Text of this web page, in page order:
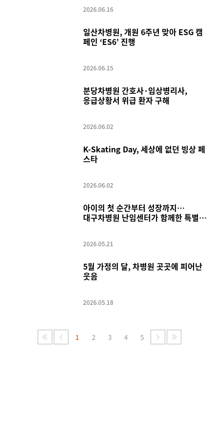
2026.06.16
일산차병원, 개원 6주년 맞아 ESG 캠
페인 ‘ES6’ 진행
2026.06.15
분당차병원 간호사·임상병리사,
응급상황서 위급 환자 구해
2026.06.02
K-Skating Day, 세상에 없던 빙상 페
스타
2026.06.02
아이의 첫 순간부터 성장까지…
대구차병원 난임센터가 함께한 특별한
2026.05.21
5월 가정의 달, 차병원 곳곳에 피어난
웃음
2026.05.18
1 2 3 4 5